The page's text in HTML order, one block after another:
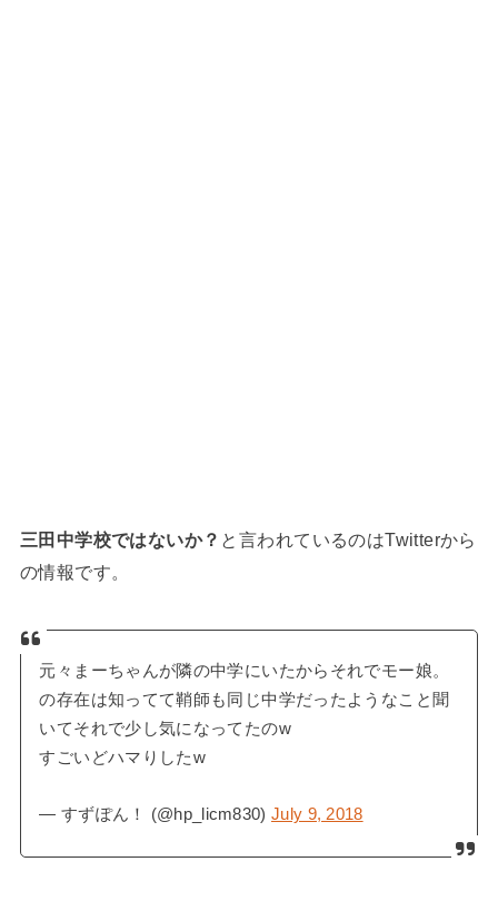
三田中学校ではないか？ と言われているのはTwitterから
の情報です。
元々まーちゃんが隣の中学にいたからそれでモー娘。
の存在は知ってて鞘師も同じ中学だったようなこと聞
いてそれで少し気になってたのw
すごいどハマりしたw
— すずぽん！ (@hp_licm830) July 9, 2018